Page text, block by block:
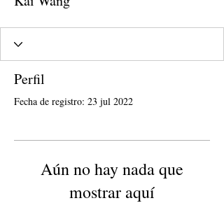
Perfil
Fecha de registro: 23 jul 2022
Aún no hay nada que
mostrar aquí